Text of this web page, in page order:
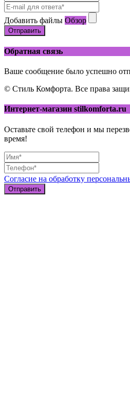
Добавить файлы Обзор
Отправить
Обратная связь
Ваше сообщение было успешно
© Стиль Комфорта. Все права
Интернет-магазин stilkomforta.ru
Оставьте свой телефон и мы
время!
Согласие на обработку
Отправить